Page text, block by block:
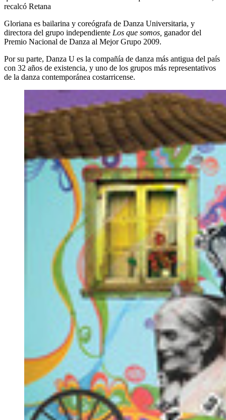
recalcó Retana
Gloriana es bailarina y coreógrafa de Danza Universitaria, y
directora del grupo independiente Los que somos, ganador del
Premio Nacional de Danza al Mejor Grupo 2009.
Por su parte, Danza U es la compañía de danza más antigua del país
con 32 años de existencia, y uno de los grupos más representativos
de la danza contemporánea costarricense.